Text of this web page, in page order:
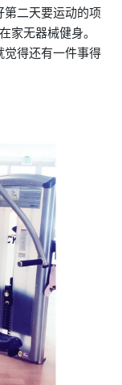
第二天要运动的项
家无器械健身。
觉得还有一件事得